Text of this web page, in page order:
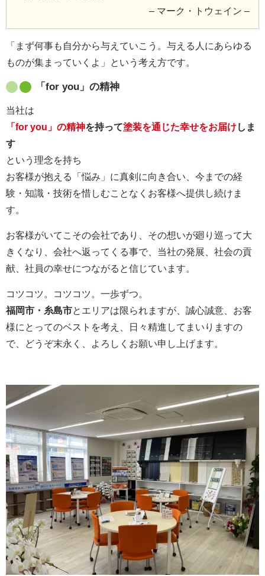
– マーク・トウェイン –
「まず何事も自分から与えていこう。与える人にあらゆる
ものが集まっていくよ」という考え方です。
「for you」の精神
当社は
「for you」の精神を持って塗装を通じた幸せをお届けしま
す
という理念を持ち
お客様が抱える「悩み」に真剣に向き合い、今までの経
験・知識・技術を惜しむことなくお客様へ提供し続けま
す。
お客様がいてこその会社であり、その想いが廻り巡って大
きくなり、会社へ返ってくる事で、当社の発展、社会の貢
献、社員の幸せにつながると信じています。
コツコツ。コツコツ。一歩ずつ。
福岡市・糸島市とエリアは限られますが、誠心誠意、お客
様にとってのベストを考え、日々精進してまいりますの
で、どうぞ末永く、よろしくお願い申し上げます。